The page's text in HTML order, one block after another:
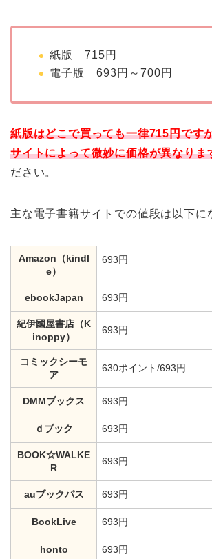
紙版 715円
電子版 693円～700円
紙版はどこで買っても一律715円です
サイトによって微妙に価格が異なりま
ださい。
主な電子書籍サイトでの値段は以下に
Amazon（kindl
e）
693円
ebookJapan 693円
紀伊國屋書店（K
inoppy）
693円
コミックシーモ
ア
630ポイント/693円
DMMブックス 693円
ｄブック 693円
BOOK☆WALKE
R
693円
auブックパス 693円
BookLive 693円
honto 693円